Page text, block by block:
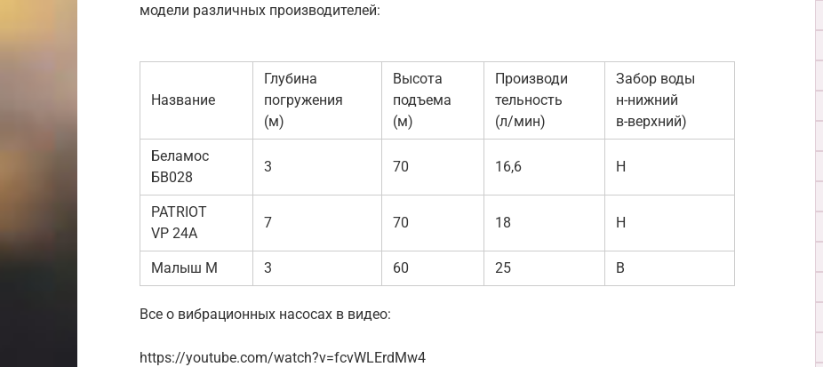
модели различных производителей:
Название
Глубина
погружения
(м)
Высота
подъема
(м)
Производи
тельность
(л/мин)
Забор воды
н-нижний
в-верхний)
Беламос
БВ028
3 70 16,6 Н
PATRIOT
VP 24A
7 70 18 Н
Малыш М 3 60 25 В
Все о вибрационных насосах в видео:
https://youtube.com/watch?v=fcvWLErdMw4